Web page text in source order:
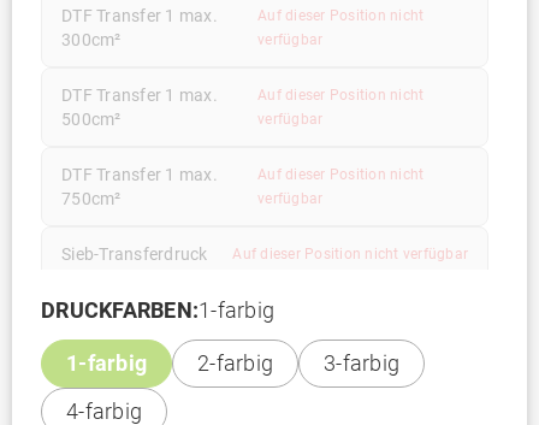
DTF Transfer 1 max.
300cm²
Auf dieser Position nicht
verfügbar
DTF Transfer 1 max.
500cm²
Auf dieser Position nicht
verfügbar
DTF Transfer 1 max.
750cm²
Auf dieser Position nicht
verfügbar
Sieb-Transferdruck Auf dieser Position nicht verfügbar
Siebdruck
DRUCKFARBEN:1-farbig
1-farbig 2-farbig
3-farbig
4-farbig